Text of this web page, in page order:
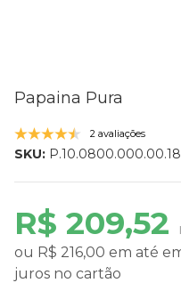
Papaina Pura
2 avaliações
SKU: P.10.0800.000.00.18
R$ 209,52
ou R$ 216,00 em até
juros no cartão